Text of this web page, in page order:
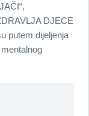
DJECE
putem dijeljenja